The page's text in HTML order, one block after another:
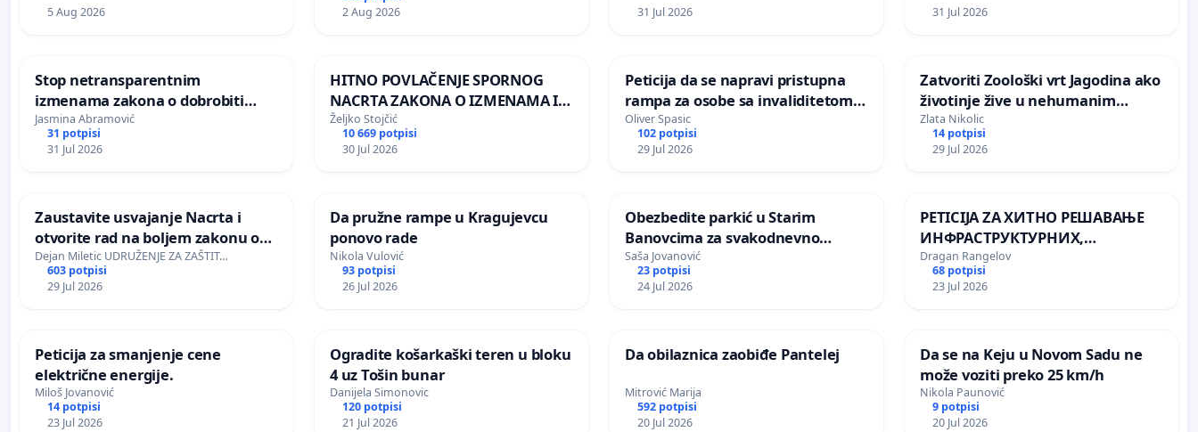
5 Aug 2026
2 Aug 2026
31 Jul 2026 31 Jul 2026
Stop netransparentnim
izmenama zakona o dobrobiti
životinja
Jasmina Abramović
31 potpisi
31 Jul 2026
HITNO POVLAČENJE SPORNOG
NACRTA ZAKONA O IZMENAMA I
DOPUNAMA ZAKONA O
DOBROBITI ŽIVOTINJA
Željko Stojčić
10 669 potpisi
30 Jul 2026
Peticija da se napravi pristupna
rampa za osobe sa invaliditetom
na nadvoznjaku u ulici Filip Kljajic
u Kragujevcu
Oliver Spasic
102 potpisi
29 Jul 2026
Zatvoriti Zoološki vrt Jagodina ako
životinje žive u nehumanim
uslovima
Zlata Nikolic
14 potpisi
29 Jul 2026
Zaustavite usvajanje Nacrta i
otvorite rad na boljem zakonu o
dobrobiti životinja
Dejan Miletic UDRUŽENJE ZA ZAŠTIT…
603 potpisi
29 Jul 2026
Da pružne rampe u Kragujevcu
ponovo rade
Nikola Vulović
93 potpisi
26 Jul 2026
Obezbedite parkić u Starim
Banovcima za svakodnevno
korišćenje
Saša Jovanović
23 potpisi
24 Jul 2026
PETICIJA ZA ХИТНО РЕШАВАЊЕ
ИНФРАСТРУКТУРНИХ,
КОМУНАЛНИХ, ЗДРАВСТВЕНИХ
И БЕЗБЕДНОСНИХ ПРОБЛЕМА У
СЕЛУ КЛИСУРА (ОПШТИНА
Dragan Rangelov
68 potpisi
23 Jul 2026
Peticija za smanjenje cene
električne energije.
Miloš Jovanović
14 potpisi
23 Jul 2026
Ogradite košarkaški teren u bloku
4 uz Tošin bunar
Danijela Simonovic
120 potpisi
21 Jul 2026
Da obilaznica zaobiđe Pantelej
Mitrović Marija
592 potpisi
20 Jul 2026
Da se na Keju u Novom Sadu ne
može voziti preko 25 km/h
Nikola Paunović
9 potpisi
20 Jul 2026